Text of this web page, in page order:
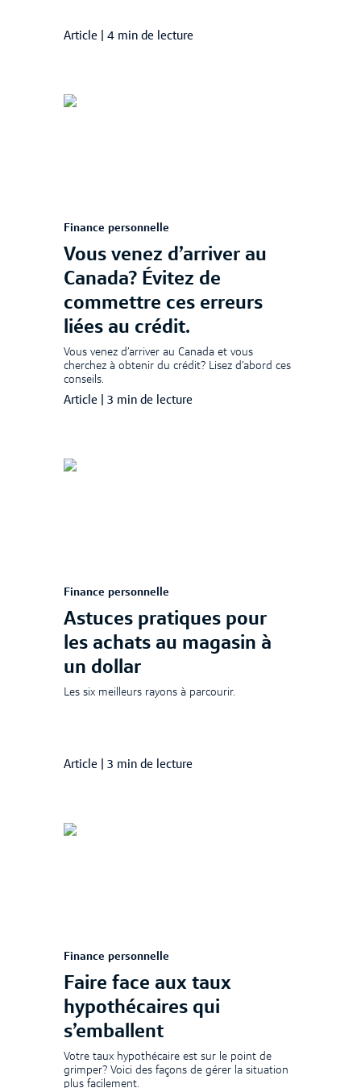
Article 4 min de lecture
Finance personnelle
Vous venez d’arriver au
Canada? Évitez de
commettre ces erreurs
liées au crédit.
Vous venez d’arriver au Canada et vous
cherchez à obtenir du crédit? Lisez d’abord ces
conseils.
Article 3 min de lecture
Finance personnelle
Astuces pratiques pour
les achats au magasin à
un dollar
Les six meilleurs rayons à parcourir.
Article 3 min de lecture
Finance personnelle
Faire face aux taux
hypothécaires qui
s’emballent
Votre taux hypothécaire est sur le point de
grimper? Voici des façons de gérer la situation
plus facilement.